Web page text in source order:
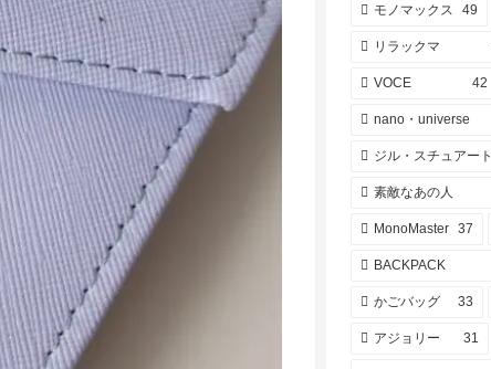
モノマックス 49
リラックマ
VOCE 42
nano・universe
ジル・スチュアート
素敵なあの人
MonoMaster 37
BACKPACK
かごバッグ 33
アジョリー 31